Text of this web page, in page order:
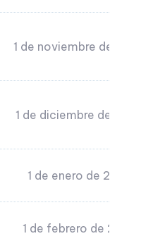
1 de noviembre de
1 de diciembre de
1 de enero de 2025
1 de febrero de 2025